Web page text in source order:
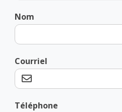
Nom
Courriel
Téléphone